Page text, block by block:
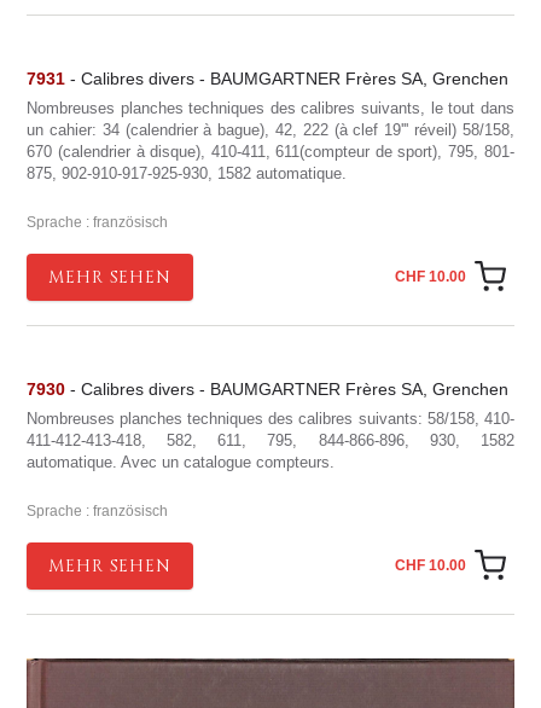
7931 - Calibres divers - BAUMGARTNER Frères SA, Grenchen
Nombreuses planches techniques des calibres suivants, le tout dans
un cahier: 34 (calendrier à bague), 42, 222 (à clef 19''' réveil) 58/158,
670 (calendrier à disque), 410-411, 611(compteur de sport), 795, 801-
875, 902-910-917-925-930, 1582 automatique.
Sprache : französisch
MEHR SEHEN CHF 10.00
7930 - Calibres divers - BAUMGARTNER Frères SA, Grenchen
Nombreuses planches techniques des calibres suivants: 58/158, 410-
411-412-413-418, 582, 611, 795, 844-866-896, 930, 1582
automatique. Avec un catalogue compteurs.
Sprache : französisch
MEHR SEHEN CHF 10.00